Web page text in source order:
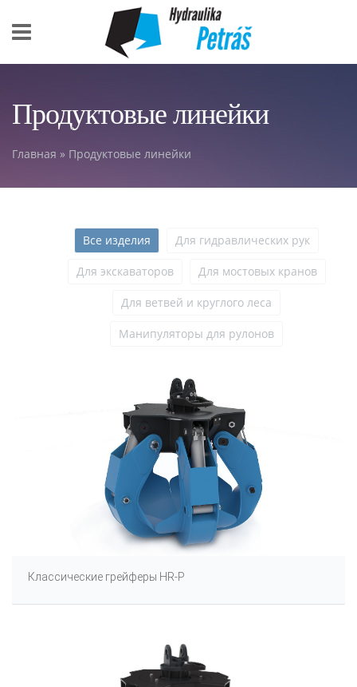
Продуктовые линейки
Главная » Продуктовые линейки
Все изделия Для гидравлических рук
Для экскаваторов Для мостовых кранов
Для ветвей и круглого леса
Манипуляторы для рулонов
Классические грейферы HR-P